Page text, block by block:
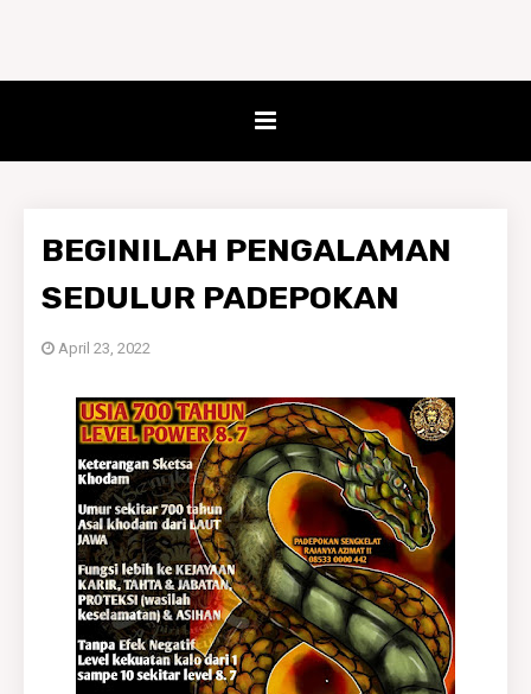
BEGINILAH PENGALAMAN
SEDULUR PADEPOKAN
April 23, 2022